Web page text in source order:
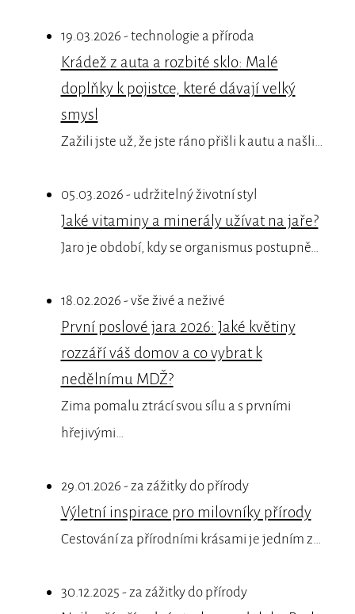
19.03.2026 - technologie a příroda
Krádež z auta a rozbité sklo: Malé
doplňky k pojistce, které dávají velký
smysl
Zažili jste už, že jste ráno přišli k autu a našli…
05.03.2026 - udržitelný životní styl
Jaké vitaminy a minerály užívat na jaře?
Jaro je období, kdy se organismus postupně…
18.02.2026 - vše živé a neživé
První poslové jara 2026: Jaké květiny
rozzáří váš domov a co vybrat k
nedělnímu MDŽ?
Zima pomalu ztrácí svou sílu a s prvními
hřejivými…
29.01.2026 - za zážitky do přírody
Výletní inspirace pro milovníky přírody
Cestování za přírodními krásami je jedním z…
30.12.2025 - za zážitky do přírody